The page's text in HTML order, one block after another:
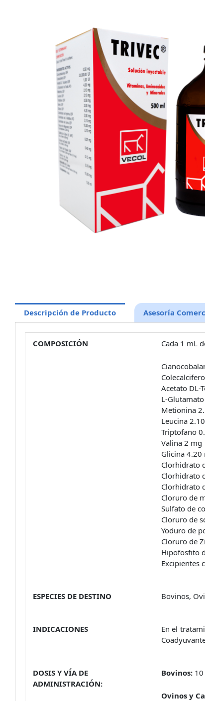
Descripción de Producto Asesoría
COMPOSICIÓN Cada 1 mL
Acetato DL-
L-
Metionina
Leucina
Triptofano
Valina 2 mg
Glicina 4.20
Clorhidrato
Clorhidrato
Clorhidrato
Cloruro de
Sulfato de
Cloruro de
Yoduro de
Cloruro de
Hipofosfito
Excipientes
ESPECIES DE DESTINO Bovinos,
INDICACIONES
En el
DOSIS Y VÍA DE
ADMINISTRACIÓN:
Bovinos:
Ovinos y